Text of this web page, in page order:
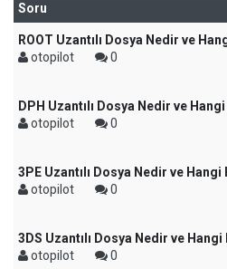
Soru
ROOT Uzantılı Dosya Nedir ve
otopilot
0
DPH Uzantılı Dosya Nedir ve
otopilot
0
3PE Uzantılı Dosya Nedir ve
otopilot
0
3DS Uzantılı Dosya Nedir ve
otopilot
0